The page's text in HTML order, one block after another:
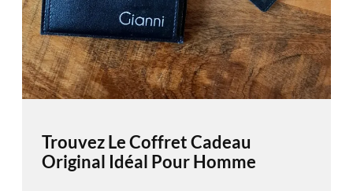
Trouvez Le Coffret Cadeau
Original Idéal Pour Homme